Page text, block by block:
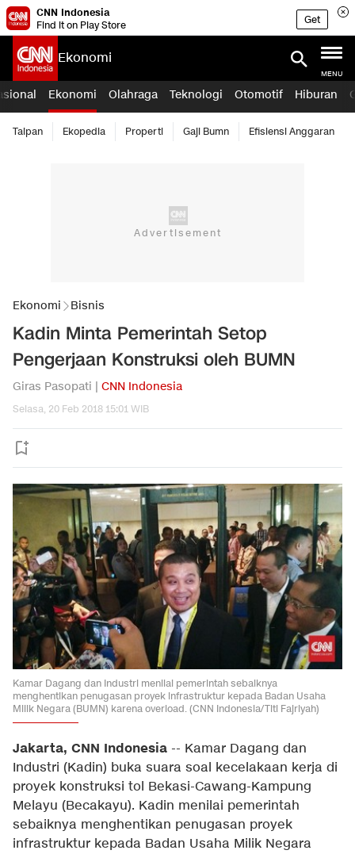
CNN Indonesia
Find it on Play Store
Get
Ekonomi
MENU
Ekonomi Olahraga Teknologi Otomotif Hiburan
Taipan Ekopedia Properti Gaji Bumn Efisiensi Anggaran
Ekonomi Bisnis
Kadin Minta Pemerintah Setop
Pengerjaan Konstruksi oleh BUMN
Giras Pasopati | CNN Indonesia
Selasa, 20 Feb 2018 15:01 WIB
Kamar Dagang dan Industri menilai pemerintah sebaiknya
menghentikan penugasan proyek infrastruktur kepada Badan Usaha
Milik Negara (BUMN) karena overload. (CNN Indonesia/Titi Fajriyah)
Jakarta, CNN Indonesia -- Kamar Dagang dan
Industri (Kadin) buka suara soal kecelakaan kerja di
proyek konstruksi tol Bekasi-Cawang-Kampung
Melayu (Becakayu). Kadin menilai pemerintah
sebaiknya menghentikan penugasan proyek
infrastruktur kepada Badan Usaha Milik Negara